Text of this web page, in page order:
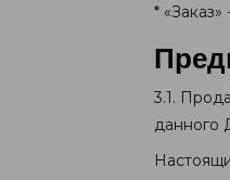
*
3.1.
данного